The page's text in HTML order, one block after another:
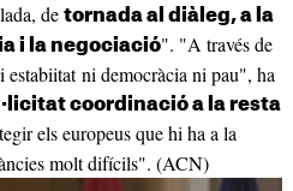
de tornada al diàleg, a la
i la negociació". "A través de
ni democràcia ni pau", ha
coordinació a la resta
els europeus que hi ha a la
molt difícils". (ACN)